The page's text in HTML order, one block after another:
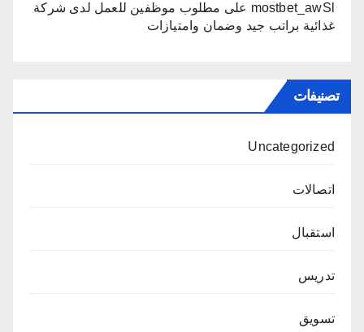
mostbet_awSl على مطلوب موظفين للعمل لدى شركة
غذائية براتب جيد وضمان وامتيازات
تصنيفات
Uncategorized
اتصالات
استقبال
تدريس
تسويق